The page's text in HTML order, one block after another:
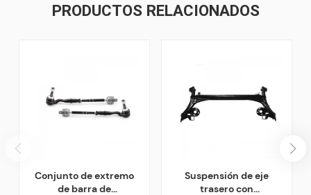
PRODUCTOS RELACIONADOS
Conjunto de extremo
de barra de
Suspensión de eje
trasero con